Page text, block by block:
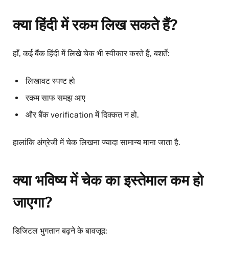
क्या हिंदी में रकम लिख सकते हैं?
हाँ, कई बैंक हिंदी में लिखे चेक भी स्वीकार करते हैं, बशर्ते:
लिखावट स्पष्ट हो
रकम साफ समझ आए
और बैंक verification में दिक्कत न हो.
हालांकि अंग्रेजी में चेक लिखना ज्यादा सामान्य माना जाता है.
क्या भविष्य में चेक का इस्तेमाल कम हो
जाएगा?
डिजिटल भुगतान बढ़ने के बावजूद: